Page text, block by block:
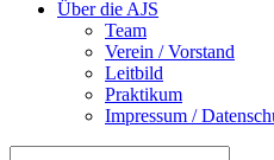
Über die AJS
Team
Verein / Vorstand
Leitbild
Praktikum
Impressum /